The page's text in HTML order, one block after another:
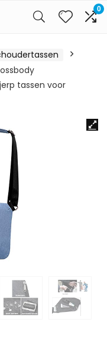
0
tassen voor